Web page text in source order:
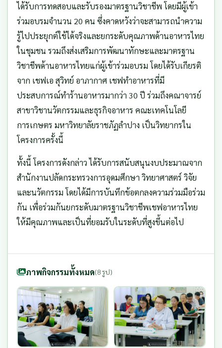
ได้รับการทดสอบและรับรองมาตรฐานวิชาชีพ โดยมีผู้เข้า
ร่วมอบรมจำนวน 20 คน ซึ่งคาดหวังว่าจะสามารถนำความ
รู้ไปประยุกต์ใช้ได้จริงและยกระดับคุณภาพด้านอาหารไทย
ในชุมชน รวมถึงส่งเสริมการพัฒนาทักษะและมาตรฐาน
วิชาชีพด้านอาหารไทยแก่ผู้เข้าร่วมอบรม โดยได้รับเกียรติ
จาก เชฟเอ สุวิทย์ อาภากาศ เชฟทำอาหารที่มี
ประสบการณ์ทำร้านอาหารมากว่า 30 ปี ร่วมถึงคณาจารย์
สาขาวิชานวัตกรรมและธุรกิจอาหาร คณะเทคโนโลยี
การเกษตร มหาวิทยาลัยราชภัฏลำปาง เป็นวิทยากรใน
โครงการครั้งนี้
ทั้งนี้ โครงการดังกล่าว ได้รับการสนับสนุนงบประมาณจาก
สำนักงานปลัดกระทรวงการอุดมศึกษา วิทยาศาสตร์ วิจัย
และนวัตกรรม โดยได้มีการบันทึกข้อตกลงความร่วมมือร่วม
กัน เพื่อร่วมกันยกระดับมาตรฐานวิชาชีพเชฟอาหารไทย
ให้มีคุณภาพและเป็นที่ยอมรับในระดับที่สูงขึ้นต่อไป
ภาพกิจกรรมทั้งหมด(8 รูป)